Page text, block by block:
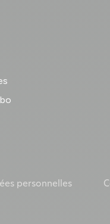
personnelles